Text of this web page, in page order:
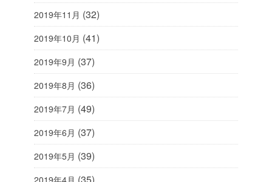
2019年11月 (32)
2019年10月 (41)
2019年9月 (37)
2019年8月 (36)
2019年7月 (49)
2019年6月 (37)
2019年5月 (39)
2019年4月